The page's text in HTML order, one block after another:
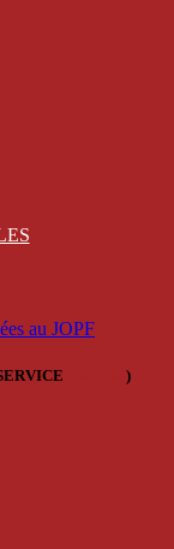
au JOPF
)